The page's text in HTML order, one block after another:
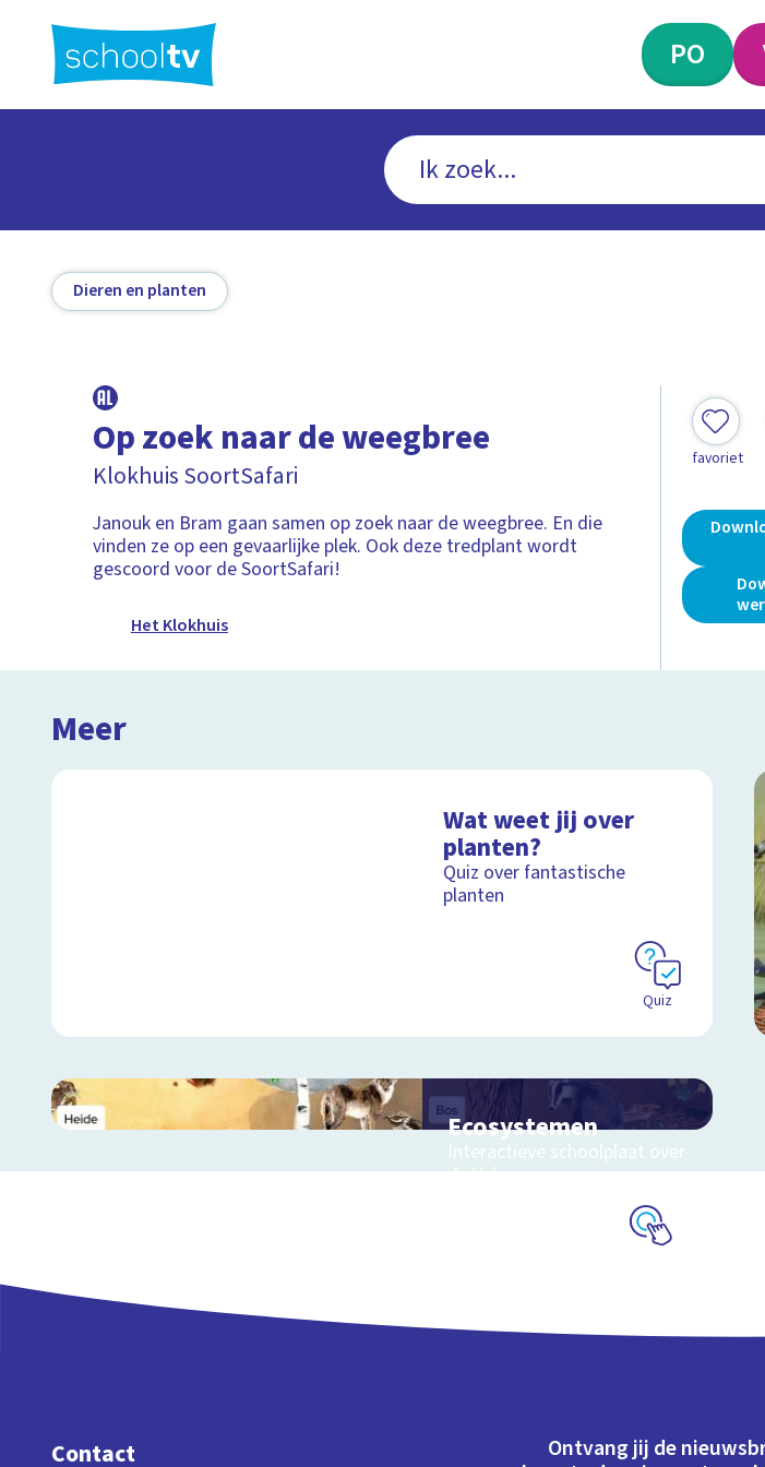
hoofdinhoud
PO
Dieren en planten
Op zoek naar de weegbree
Klokhuis SoortSafari
Janouk en Bram gaan samen op zoek naar de weegbree. En die
vinden ze op een gevaarlijke plek. Ook deze tredplant wordt
gescoord voor de SoortSafari!
Het Klokhuis
favoriet
Meer
Wat weet jij over
planten?
Quiz over fantastische
planten
Quiz
Ecosystemen
Interactieve schoolplaat over
de Veluwe
Contact
Ontvang jij de